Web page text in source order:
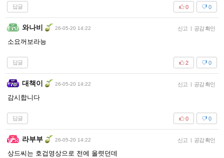
답글 0
0
와나비 26-05-20 14:22 신고 | 공감 확인
소요꺼보라능
답글 0
2
대책이 26-05-20 14:22 신고 | 공감 확인
감시합니다
답글 0
0
라부부 26-05-20 14:22 신고 | 공감 확인
상드씨는 호겁영상으로 전에 올렷던데